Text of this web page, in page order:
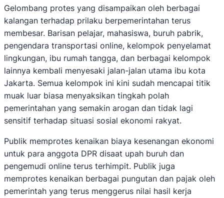
Gelombang protes yang disampaikan oleh berbagai
kalangan terhadap prilaku berpemerintahan terus
membesar. Barisan pelajar, mahasiswa, buruh pabrik,
pengendara transportasi online, kelompok penyelamat
lingkungan, ibu rumah tangga, dan berbagai kelompok
lainnya kembali menyesaki jalan-jalan utama ibu kota
Jakarta. Semua kelompok ini kini sudah mencapai titik
muak luar biasa menyaksikan tingkah polah
pemerintahan yang semakin arogan dan tidak lagi
sensitif terhadap situasi sosial ekonomi rakyat.
Publik memprotes kenaikan biaya kesenangan ekonomi
untuk para anggota DPR disaat upah buruh dan
pengemudi online terus terhimpit. Publik juga
memprotes kenaikan berbagai pungutan dan pajak oleh
pemerintah yang terus menggerus nilai hasil kerja